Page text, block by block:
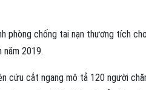
phòng chống tai nạn thương tích
năm 2019.
cứu cắt ngang mô tả 120 người